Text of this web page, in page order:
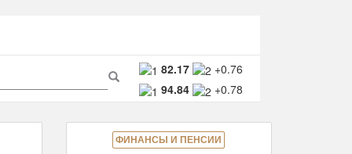
82.17
+0.76
94.84
+0.78
Поиск
ФИНАНСЫ И ПЕНСИИ